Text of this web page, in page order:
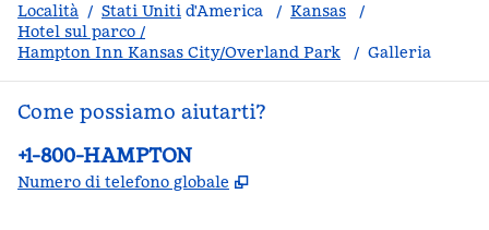
Località / Stati Uniti d'America / Kansas
/
Hotel sul parco /
Hampton Inn Kansas City/Overland Park
/ Galleria
Come possiamo aiutarti?
Telefono:
+1-800-HAMPTON
Numero di telefono globale ,